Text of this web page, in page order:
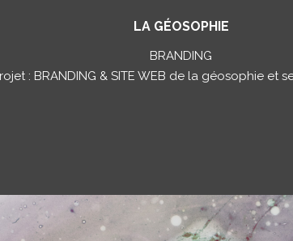
LA GÉOSOPHIE
BRANDING
: BRANDING & SITE WEB de la géosophie et